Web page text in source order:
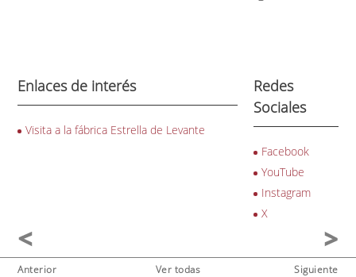
Enlaces de interés
Visita a la fábrica Estrella de Levante
Redes
Sociales
Facebook
YouTube
Instagram
X
Anterior Ver todas Siguiente